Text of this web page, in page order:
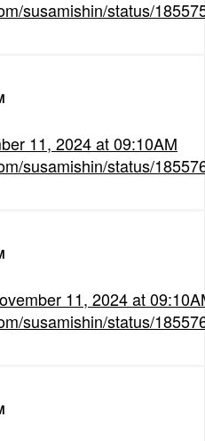
susamishin/status/
11, 2024 at 09:10AM
susamishin/status/
11, 2024 at
susamishin/status/